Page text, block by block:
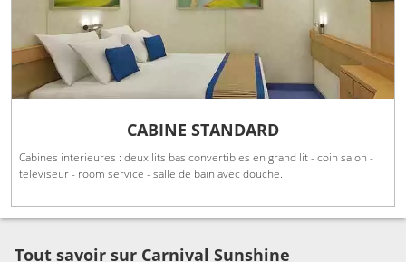
CABINE STANDARD
Cabines interieures : deux lits bas convertibles en grand lit - coin salon -
televiseur - room service - salle de bain avec douche.
Tout savoir sur Carnival Sunshine